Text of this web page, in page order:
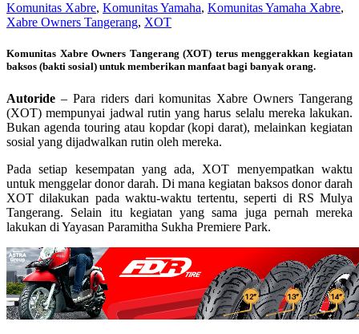
Komunitas Xabre, Komunitas Yamaha, Komunitas Yamaha Xabre,
Xabre Owners Tangerang, XOT
Komunitas Xabre Owners Tangerang (XOT) terus menggerakkan kegiatan
baksos (bakti sosial) untuk memberikan manfaat bagi banyak orang.
Autoride – Para riders dari komunitas Xabre Owners Tangerang
(XOT) mempunyai jadwal rutin yang harus selalu mereka lakukan.
Bukan agenda touring atau kopdar (kopi darat), melainkan kegiatan
sosial yang dijadwalkan rutin oleh mereka.
Pada setiap kesempatan yang ada, XOT menyempatkan waktu
untuk menggelar donor darah. Di mana kegiatan baksos donor darah
XOT dilakukan pada waktu-waktu tertentu, seperti di RS Mulya
Tangerang. Selain itu kegiatan yang sama juga pernah mereka
lakukan di Yayasan Paramitha Sukha Premiere Park.